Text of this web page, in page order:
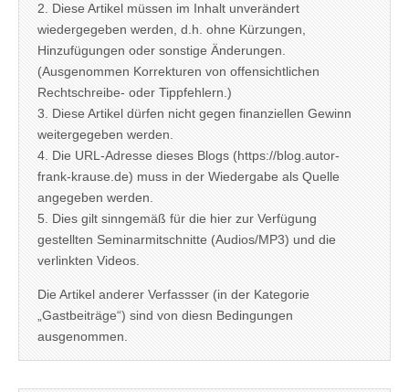
2. Diese Artikel müssen im Inhalt unverändert
wiedergegeben werden, d.h. ohne Kürzungen,
Hinzufügungen oder sonstige Änderungen.
(Ausgenommen Korrekturen von offensichtlichen
Rechtschreibe- oder Tippfehlern.)
3. Diese Artikel dürfen nicht gegen finanziellen Gewinn
weitergegeben werden.
4. Die URL-Adresse dieses Blogs (https://blog.autor-
frank-krause.de) muss in der Wiedergabe als Quelle
angegeben werden.
5. Dies gilt sinngemäß für die hier zur Verfügung
gestellten Seminarmitschnitte (Audios/MP3) und die
verlinkten Videos.
Die Artikel anderer Verfassser (in der Kategorie
„Gastbeiträge“) sind von diesn Bedingungen
ausgenommen.